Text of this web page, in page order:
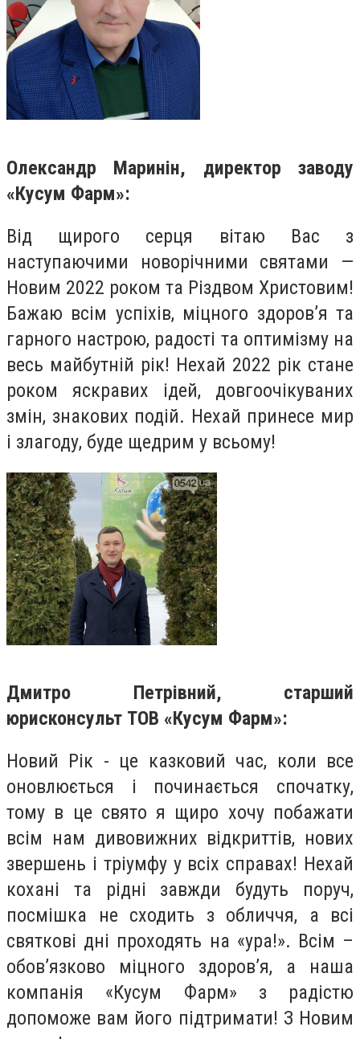
Олександр Маринін, директор заводу
«Кусум Фарм»:
Від щирого серця вітаю Вас з
наступаючими новорічними святами —
Новим 2022 роком та Різдвом Христовим!
Бажаю всім успіхів, міцного здоров’я та
гарного настрою, радості та оптимізму на
весь майбутній рік! Нехай 2022 рік стане
роком яскравих ідей, довгоочікуваних
змін, знакових подій. Нехай принесе мир
і злагоду, буде щедрим у всьому!
Дмитро Петрівний, старший
юрисконсульт ТОВ «Кусум Фарм»:
Новий Рік - це казковий час, коли все
оновлюється і починається спочатку,
тому в це свято я щиро хочу побажати
всім нам дивовижних відкриттів, нових
звершень і тріумфу у всіх справах! Нехай
кохані та рідні завжди будуть поруч,
посмішка не сходить з обличчя, а всі
святкові дні проходять на «ура!». Всім –
обов’язково міцного здоров’я, а наша
компанія «Кусум Фарм» з радістю
допоможе вам його підтримати! З Новим